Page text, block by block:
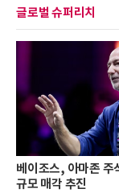
글로벌 슈퍼리치
베이조스, 아마존 주
규모 매각 추진